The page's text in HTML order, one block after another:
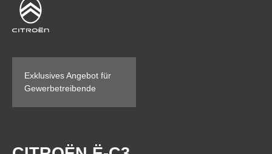
Exklusives Angebot für
Gewerbetreibende